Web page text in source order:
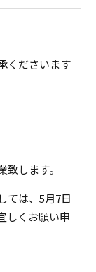
くださいます
します。
ては、5月7日
しくお願い申